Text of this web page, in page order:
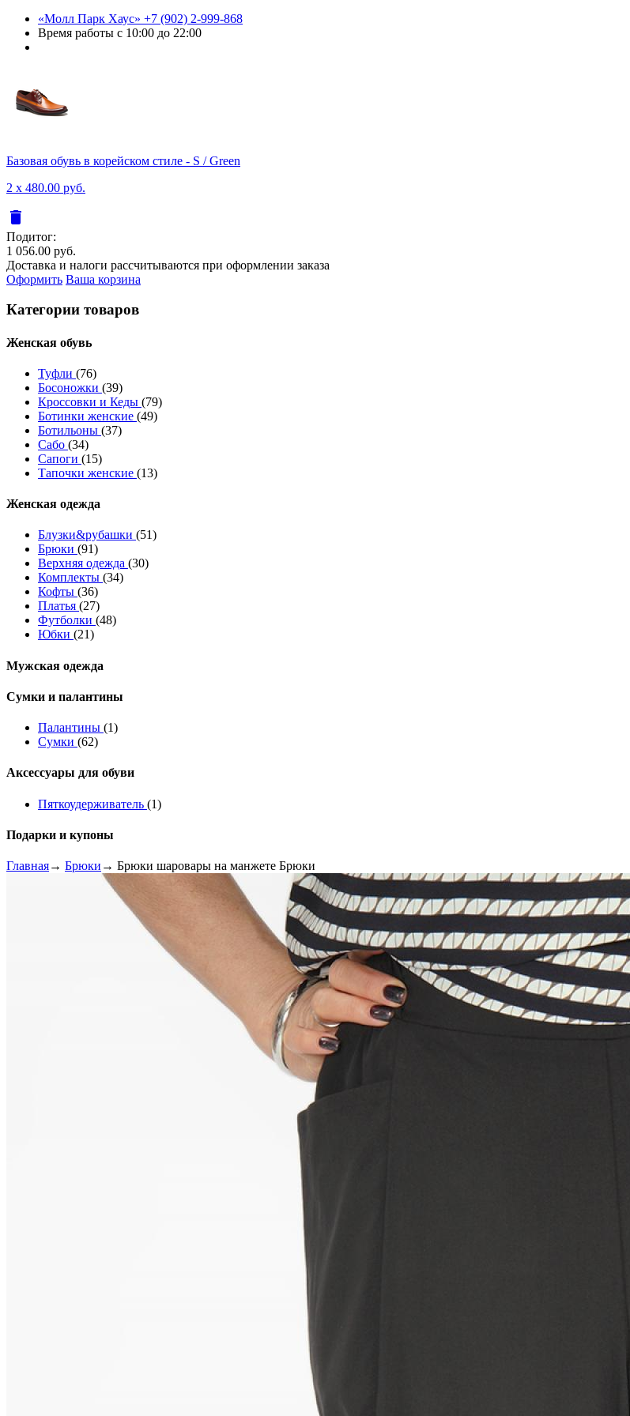
«Молл Парк Хаус» +7 (902) 2-999-868
Время работы с 10:00 до 22:00
Базовая обувь в корейском стиле - S / Green
2 x 480.00 руб.
delete
Подитог:
1 056.00 руб.
Доставка и налоги рассчитываются при оформлении заказа
Оформить Ваша корзина
Категории товаров
Женcкая обувь
Туфли (76)
Босоножки (39)
Кроссовки и Кеды (79)
Ботинки женские (49)
Ботильоны (37)
Сабо (34)
Сапоги (15)
Тапочки женские (13)
Женская одежда
Блузки&рубашки (51)
Брюки (91)
Верхняя одежда (30)
Комплекты (34)
Кофты (36)
Платья (27)
Футболки (48)
Юбки (21)
Мужская одежда
Сумки и палантины
Палантины (1)
Сумки (62)
Аксессуары для обуви
Пяткоудерживатель (1)
Подарки и купоны
Главная→ Брюки → Брюки шаровары на манжете Брюки